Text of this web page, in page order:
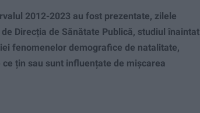
2012-2023 au fost prezentate, zilele
Direcția de Sănătate Publică, studiul înaintat
fenomenelor demografice de natalitate,
țin sau sunt influențate de mișcarea